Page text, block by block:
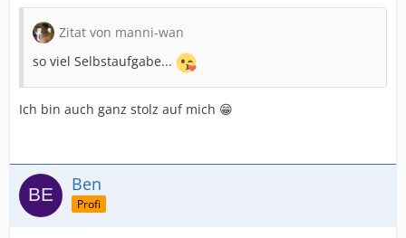
Zitat von manni-wan
so viel Selbstaufgabe...
Ich bin auch ganz stolz auf mich 😁
Ben
Profi